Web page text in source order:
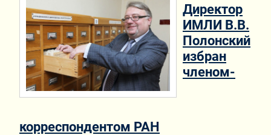
Директор
ИМЛИ В.В.
Полонский
избран
членом-
корреспондентом РАН